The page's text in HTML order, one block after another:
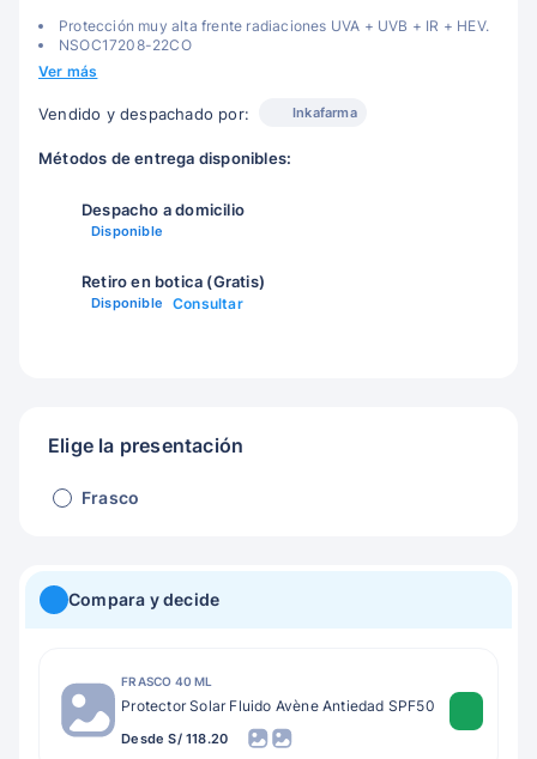
Protección muy alta frente radiaciones UVA + UVB + IR + HEV.
NSOC17208-22CO
Ver más
Vendido y despachado por: Inkafarma
Métodos de entrega disponibles:
Despacho a domicilio
Disponible
Retiro en botica (Gratis)
Disponible Consultar
Elige la presentación
Frasco
Compara y decide
FRASCO 40 ML
Protector Solar Fluido Avène Antiedad SPF50
Desde S/ 118.20